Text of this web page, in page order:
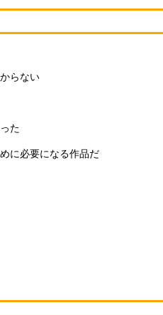
らない
た
に必要になる作品だ